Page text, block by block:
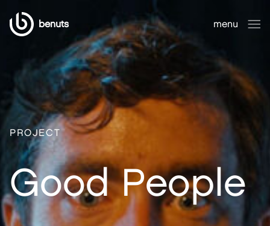
benuts
menu
PROJECT
Good People